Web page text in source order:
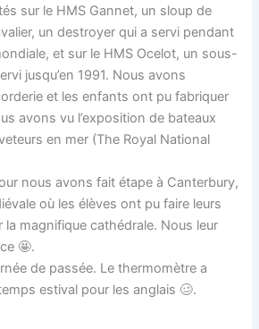
sur le HMS Gannet, un sloup de
un destroyer qui a servi pendant
et sur le HMS Ocelot, un sous-
jusqu’en 1991. Nous avons
et les enfants ont pu fabriquer
avons vu l’exposition de bateaux
en mer (The Royal National
nous avons fait étape à Canterbury,
où les élèves ont pu faire leurs
la magnifique cathédrale. Nous leur
🤩.
de passée. Le thermomètre a
estival pour les anglais 🥴.